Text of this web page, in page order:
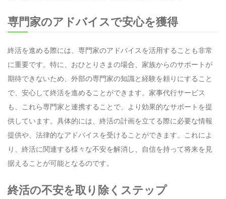
専門家のアドバイスで安心を獲得
終活を進める際には、専門家のアドバイスを活用することも非常
に重要です。特に、おひとりさまの場合、家族からのサポートが
期待できないため、外部の専門家の知識と経験を頼りにすること
で、安心して終活を進めることができます。家事代行サービス
も、これら専門家と連携することで、より効果的なサポートを提
供しています。具体的には、終活の計画を立てる際に必要な情報
提供や、法律的なアドバイスを受けることができます。これによ
り、終活に関連する様々な不安を解消し、自信を持って将来を見
据えることが可能となるのです。
終活の不安を取り除くステップ